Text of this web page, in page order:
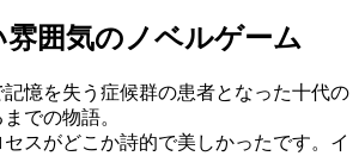
囲気のノベルゲーム
憶を失う症候群の患者となった十代の
での物語。
スがどこか詩的で美しかったです。イ